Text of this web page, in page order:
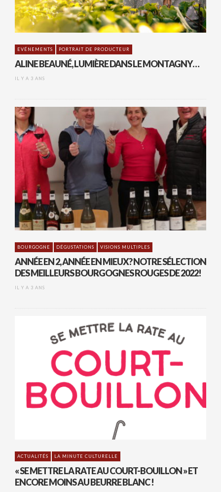
EVÉNEMENTS PORTRAIT DE PRODUCTEUR
ALINE BEAUNÉ, LUMIÈRE DANS LE MONTAGNY…
IL Y A 3 ANS
BOURGOGNE DÉGUSTATIONS VISIONS MULTIPLES
ANNÉE EN 2, ANNÉE EN MIEUX? NOTRE SÉLECTION
DES MEILLEURS BOURGOGNES ROUGES DE 2022!
IL Y A 3 ANS
ACTUALITÉS LA MINUTE CULTURELLE
« SE METTRE LA RATE AU COURT-BOUILLON » ET
ENCORE MOINS AU BEURRE BLANC !